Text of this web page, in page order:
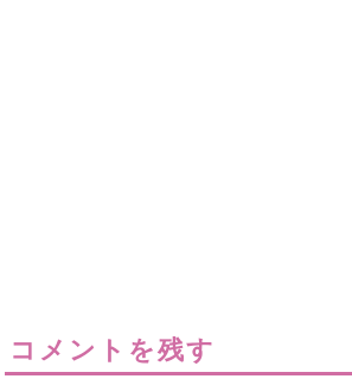
コメントを残す